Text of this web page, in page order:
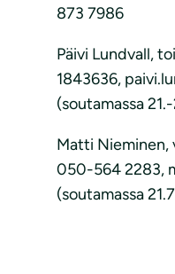
873 7986
Päivi Lundvall,
1843636,
(soutamassa
Matti Nieminen,
050-564 2283,
(soutamassa